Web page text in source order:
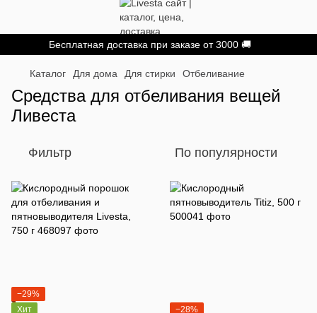
Бесплатная доставка при заказе от 3000 🚚
Каталог Для дома Для стирки Отбеливание
Средства для отбеливания вещей
Ливеста
Фильтр По популярности
−29%
Хит
−28%